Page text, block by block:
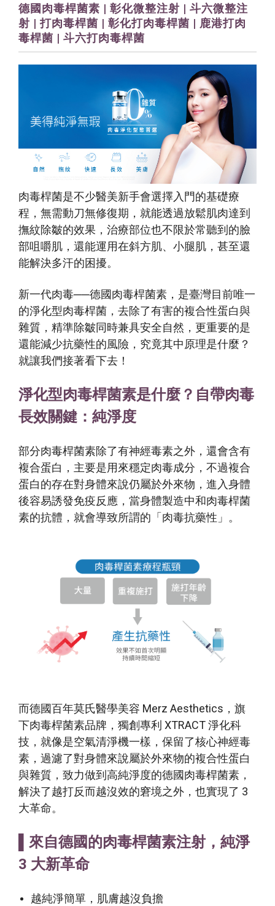
德國肉毒桿菌素 | 彰化微整注射 | 斗六微整注
射 | 打肉毒桿菌 | 彰化打肉毒桿菌 | 鹿港打肉
毒桿菌 | 斗六打肉毒桿菌
肉毒桿菌是不少醫美新手會選擇入門的基礎療
程，無需動刀無修復期，就能透過放鬆肌肉達到
撫紋除皺的效果，治療部位也不限於常聽到的臉
部咀嚼肌，還能運用在斜方肌、小腿肌，甚至還
能解決多汗的困擾。
新一代肉毒──德國肉毒桿菌素，是臺灣目前唯一
的淨化型肉毒桿菌，去除了有害的複合性蛋白與
雜質，精準除皺同時兼具安全自然，更重要的是
還能減少抗藥性的風險，究竟其中原理是什麼？
就讓我們接著看下去！
淨化型肉毒桿菌素是什麼？ 自帶肉毒
長效關鍵：純淨度
部分肉毒桿菌素除了有神經毒素之外，還會含有
複合蛋白，主要是用來穩定肉毒成分，不過複合
蛋白的存在對身體來說仍屬於外來物，進入身體
後容易誘發免疫反應，當身體製造中和肉毒桿菌
素的抗體，就會導致所謂的「肉毒抗藥性」。
而德國百年莫氏醫學美容 Merz Aesthetics，旗
下肉毒桿菌素品牌，獨創專利 XTRACT 淨化科
技 ，就像是空氣清淨機一樣，保留了核心神經毒
素，過濾了對身體來說屬於外來物的複合性蛋白
與雜質，致力做到高純淨度的德國肉毒桿菌素，
解決了越打反而越沒效的窘境之外，也實現了 3
大革命。
▌來自德國的肉毒桿菌素注射，純淨
3 大新革命
越純淨簡單，肌膚越沒負擔